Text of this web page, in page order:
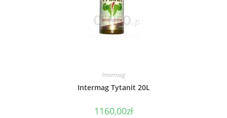
Intermag
Intermag Tytanit 20L
1160,00zł